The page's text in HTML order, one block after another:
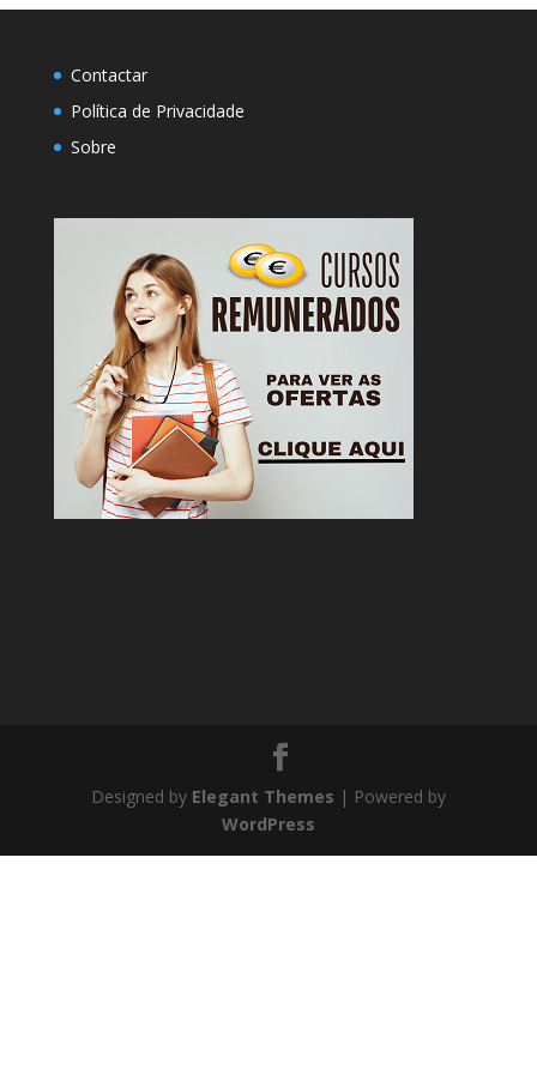
Contactar
Política de Privacidade
Sobre
Designed by Elegant Themes | Powered by
WordPress